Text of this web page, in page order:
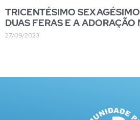
TRICENTÉSIMO
DUAS FERAS E A ADORAÇÃO
27/09/2023